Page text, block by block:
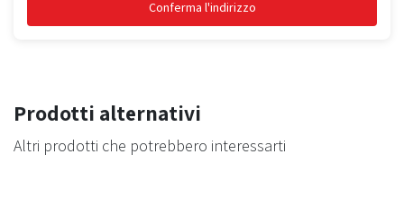
Conferma l'indirizzo
Prodotti alternativi
Altri prodotti che potrebbero interessarti